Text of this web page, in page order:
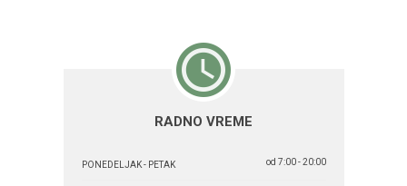
RADNO VREME
PONEDELJAK - PETAK od 7:00 - 20:00